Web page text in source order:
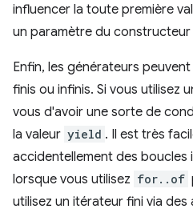
influencer la toute première
un paramètre du
Enfin, les générateurs
finis ou infinis. Si vous utilisez
vous d'avoir une sorte de
la valeur yield . Il est très
accidentellement des boucles
lorsque vous utilisez for..of
utilisez un itérateur fini via des